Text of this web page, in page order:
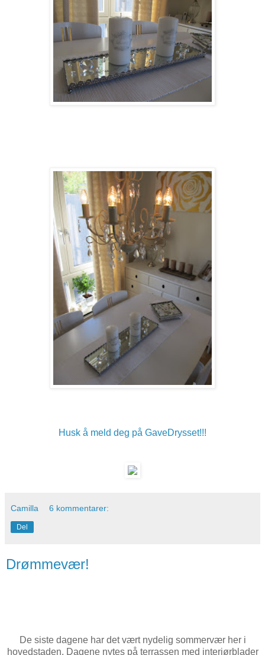
Husk å meld deg på GaveDrysset!!!
Camilla 6 kommentarer:
Del
Drømmevær!
De siste dagene har det vært nydelig sommervær her i
hovedstaden. Dagene nytes på terrassen med interiørblader